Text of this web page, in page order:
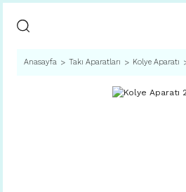
Anasayfa Takı Aparatları Kolye Aparatı